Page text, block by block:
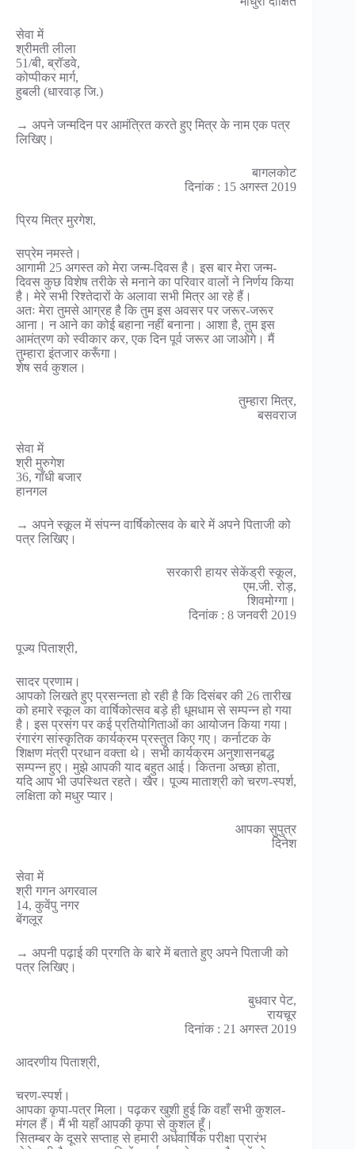
सेवा में
श्रीमती लीला
51/बी, ब्रॉडवे,
कोप्पीकर मार्ग,
हुबली (धारवाड़ जि.)
→ अपने जन्मदिन पर आमंत्रित करते हुए मित्र के नाम एक पत्र
लिखिए।
बागलकोट
दिनांक : 15 अगस्त 2019
प्रिय मित्र मुरगेश,
सप्रेम नमस्ते।
आगामी 25 अगस्त को मेरा जन्म-दिवस है। इस बार मेरा जन्म-
दिवस कुछ विशेष तरीके से मनाने का परिवार वालों ने निर्णय किया
है। मेरे सभी रिश्तेदारों के अलावा सभी मित्र आ रहे हैं।
अतः मेरा तुमसे आग्रह है कि तुम इस अवसर पर जरूर-जरूर
आना। न आने का कोई बहाना नहीं बनाना। आशा है, तुम इस
आमंत्रण को स्वीकार कर, एक दिन पूर्व जरूर आ जाओगे। मैं
तुम्हारा इंतजार करूँगा।
शेष सर्व कुशल।
तुम्हारा मित्र,
बसवराज
सेवा में
श्री मुरुगेश
36, गाँधी बजार
हानगल
→ अपने स्कूल में संपन्न वार्षिकोत्सव के बारे में अपने पिताजी को
पत्र लिखिए।
सरकारी हायर सेकेंड्री स्कूल,
एम.जी. रोड़,
शिवमोग्गा।
दिनांक : 8 जनवरी 2019
पूज्य पिताश्री,
सादर प्रणाम।
आपको लिखते हुए प्रसन्नता हो रही है कि दिसंबर की 26 तारीख
को हमारे स्कूल का वार्षिकोत्सव बड़े ही धूमधाम से सम्पन्न हो गया
है। इस प्रसंग पर कई प्रतियोगिताओं का आयोजन किया गया।
रंगारंग सांस्कृतिक कार्यक्रम प्रस्तुत किए गए। कर्नाटक के
शिक्षण मंत्री प्रधान वक्ता थे। सभी कार्यक्रम अनुशासनबद्ध
सम्पन्न हुए। मुझे आपकी याद बहुत आई। कितना अच्छा होता,
यदि आप भी उपस्थित रहते। खैर। पूज्य माताश्री को चरण-स्पर्श,
लक्षिता को मधुर प्यार।
आपका सुपुत्र
दिनेश
सेवा में
श्री गगन अगरवाल
14, कुवेंपु नगर
बेंगलूर
→ अपनी पढ़ाई की प्रगति के बारे में बताते हुए अपने पिताजी को
पत्र लिखिए।
बुधवार पेट,
रायचूर
दिनांक : 21 अगस्त 2019
आदरणीय पिताश्री,
चरण-स्पर्श।
आपका कृपा-पत्र मिला। पढ़कर खुशी हुई कि वहाँ सभी कुशल-
मंगल हैं। मैं भी यहाँ आपकी कृपा से कुशल हूँ।
सितम्बर के दूसरे सप्ताह से हमारी अर्धवार्षिक परीक्षा प्रारंभ